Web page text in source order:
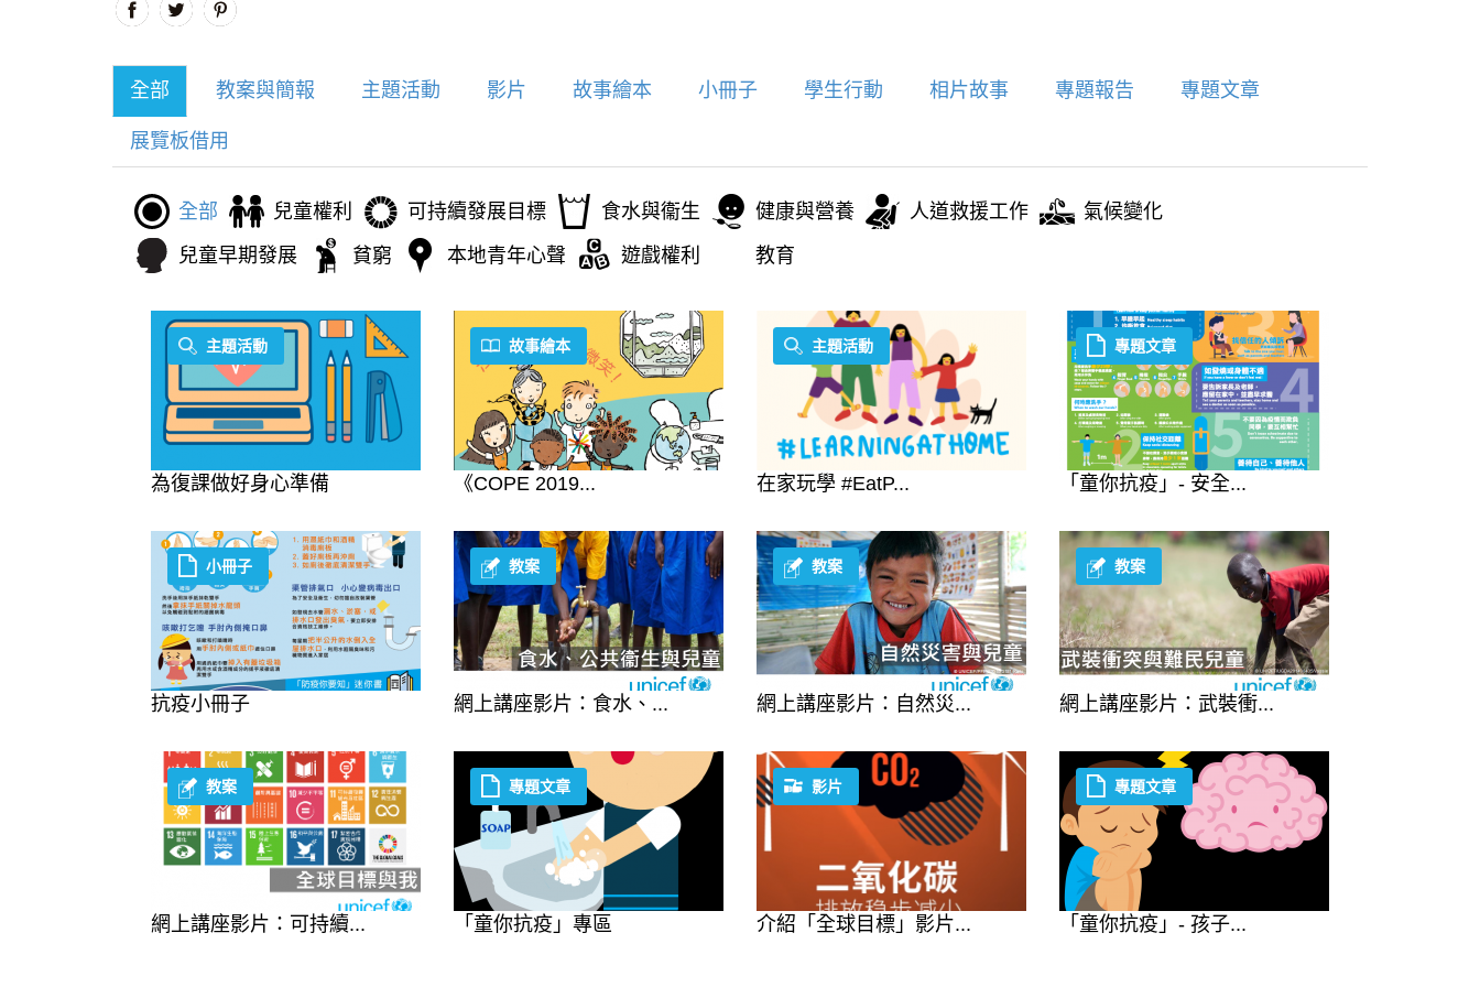
全部 教案與簡報 主題活動 影片 故事繪本 小冊子 學生行動 相片故事 專題報告 專題文章
展覽板借用
全部 兒童權利 可持續發展目標 食水與衞生 健康與營養 人道救援工作
氣候變化
兒童早期發展
貧窮 本地青年心聲 遊戲權利 教育
為復課做好身心準備
主題活動
《COPE 2019...
故事繪本
在家玩學 #EatP...
主題活動
「童你抗疫」- 安全...
專題文章
抗疫小冊子
小冊子
網上講座影片：食水、...
教案
網上講座影片：自然災...
教案
網上講座影片：武裝衝...
教案
網上講座影片：可持續...
教案
「童你抗疫」專區
專題文章
介紹「全球目標」影片...
影片
「童你抗疫」- 孩子...
專題文章